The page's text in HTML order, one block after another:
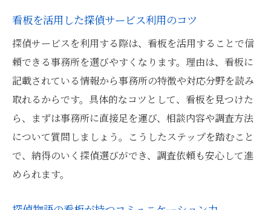
看板を活用した探偵サービス利用のコツ
探偵サービスを利用する際は、看板を活用することで信
頼できる事務所を選びやすくなります。理由は、看板に
記載されている情報から事務所の特徴や対応分野を読み
取れるからです。具体的なコツとして、看板を見つけた
ら、まずは事務所に直接足を運び、相談内容や調査方法
について質問しましょう。こうしたステップを踏むこと
で、納得のいく探偵選びができ、調査依頼も安心して進
められます。